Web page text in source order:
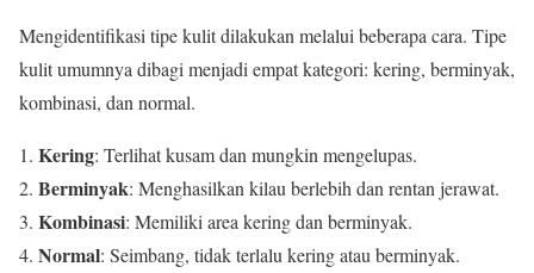
Mengidentifikasi tipe kulit dilakukan melalui beberapa cara. Tipe
kulit umumnya dibagi menjadi empat kategori: kering, berminyak,
kombinasi, dan normal.
Kering: Terlihat kusam dan mungkin mengelupas.
Berminyak: Menghasilkan kilau berlebih dan rentan jerawat.
Kombinasi: Memiliki area kering dan berminyak.
Normal: Seimbang, tidak terlalu kering atau berminyak.